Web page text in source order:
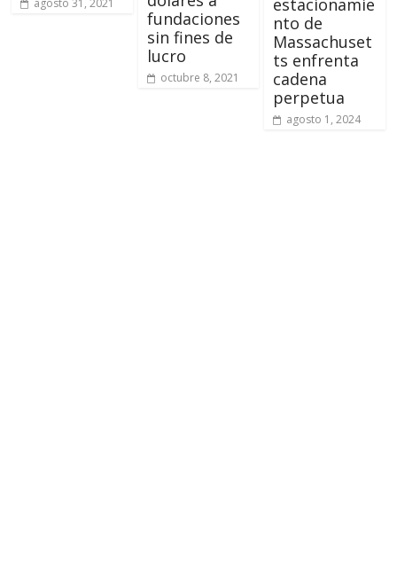
agosto 31, 2021
fundaciones
sin fines de
lucro
octubre 8, 2021
estacionamie
nto de
Massachuset
ts enfrenta
cadena
perpetua
agosto 1, 2024